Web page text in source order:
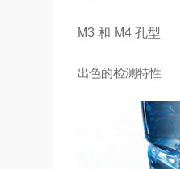
M3 和 M4 孔型
出色的检测特性